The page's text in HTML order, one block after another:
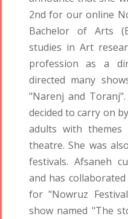
2nd for our online
Bachelor of Arts
studies in Art
profession as a
directed many
"Narenj and
decided to carry on
adults with
theatre. She was
festivals. Afsaneh
and has
for "Nowruz
show named "The
Tirgan 2011
Tirgan 2008